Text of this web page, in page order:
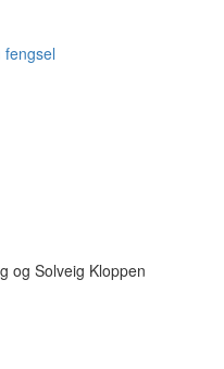
fengsel
og Solveig Kloppen